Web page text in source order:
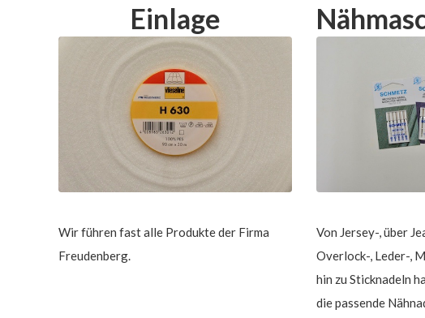
Einlage
Wir führen fast alle Produkte der Firma
Freudenberg.
Von Jersey-, über
Overlock-, Leder-,
hin zu Sticknadeln
die passende